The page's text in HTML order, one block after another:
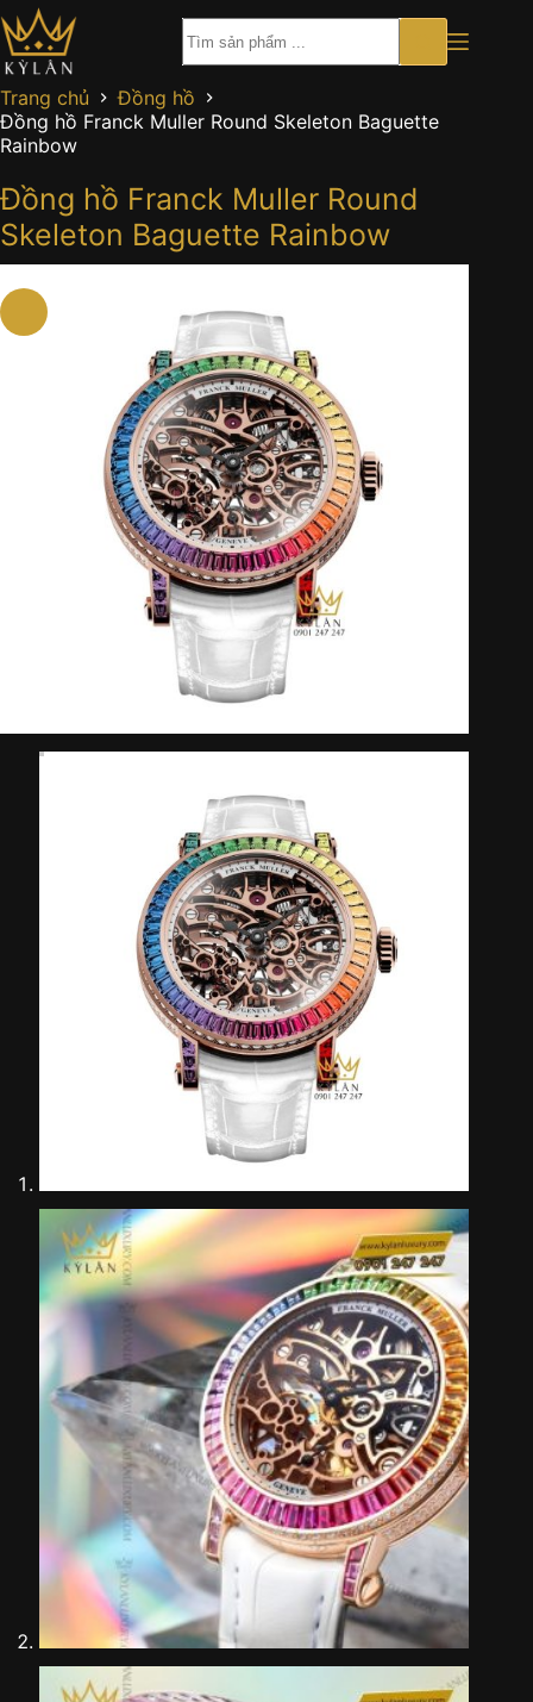
Chuyển
đến
phần
nội
dung
Trang chủ
Đồng hồ
Đồng hồ Franck Muller Round Skeleton Baguette
Rainbow
Đồng hồ Franck Muller Round
Skeleton Baguette Rainbow